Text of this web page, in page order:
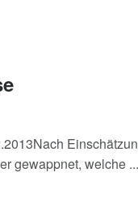
gewappnet, welche ...